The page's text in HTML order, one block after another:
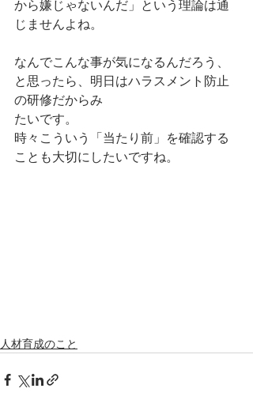
から嫌じゃないんだ」という理論は通
じませんよね。
なんでこんな事が気になるんだろう、
と思ったら、明日はハラスメント防止
の研修だからみ
たいです。
時々こういう「当たり前」を確認する
ことも大切にしたいですね。
人材育成のこと